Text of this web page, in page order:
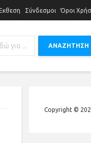
Σύνδεσμοι Όροι
ΑΝΑΖΗΤΗΣΗ
Copyright ©